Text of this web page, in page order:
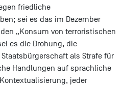
friedliche
sei es das im Dezember
„Konsum von terroristischen
es die Drohung, die
als Strafe für
Handlungen auf sprachliche
jeder